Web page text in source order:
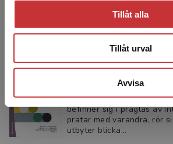
Tillåt alla
Tillåt urval
Avvisa
inkl. moms
Att analysera
Ericsson, Stina m.fl. (red.)
Snart sagt alla situationer
befinner sig i präglas av
pratar med varandra, rör
utbyter blicka...